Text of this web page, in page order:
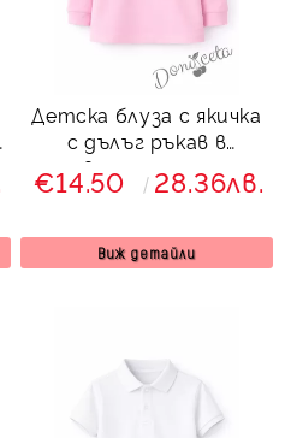
Детска блуза с якичка
с дълъг ръкав в
розово, подходяща за
момче или момиче и за
€14.50 28.36лв.
Виж детайли